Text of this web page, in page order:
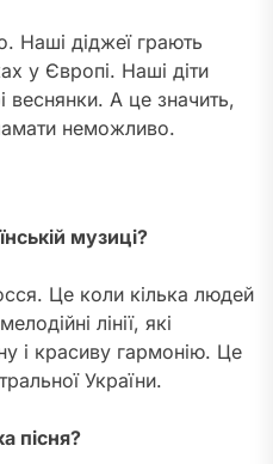
Наші діджеї грають
у Європі. Наші діти
веснянки. А це значить,
неможливо.
музиці?
Це коли кілька людей
лінії, які
і красиву гармонію. Це
України.
пісня?